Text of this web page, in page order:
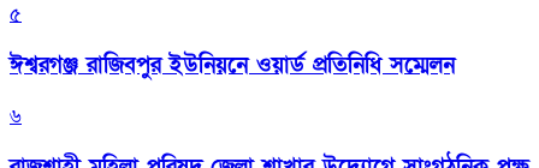
৫
ঈশ্বরগঞ্জ রাজিবপুর ইউনিয়নে ওয়ার্ড প্রতিনিধি সম্মেলন
৬